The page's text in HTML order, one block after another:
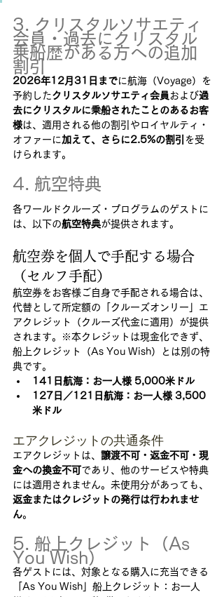
3. クリスタルソサエティ
会員・過去にクリスタル
乗船歴がある方への追加
割引
2026年12月31日までに航海（Voyage）を
予約したクリスタルソサエティ会員および過
去にクリスタルに乗船されたことのあるお客
様は、適用される他の割引やロイヤルティ・
オファーに加えて、さらに2.5%の割引 を受
けられます。
4. 航空特典
各ワールドクルーズ・プログラムのゲストに
は、以下の航空特典が提供されます。
航空券を個人で手配する場合
（セルフ手配）
航空券をお客様ご自身で手配される場合は、
代替として所定額の「クルーズオンリー」エ
アクレジット（クルーズ代金に適用）が提供
されます。※本クレジットは現金化できず、
船上クレジット（As You Wish）とは別の特
典です。
141日航海：お一人様 5,000米ドル
127日／121日航海：お一人様 3,500
米ドル
エアクレジットの共通条件
エアクレジットは、 譲渡不可・返金不可・現
金への換金不可であり、他のサービスや特典
には適用されません。未使用分があっても、
返金またはクレジットの発行は行われませ
ん。
5. 船上クレジット（As
You Wish）
各ゲストには、対象となる購入に充当できる
「As You Wish」船上クレジット：お一人